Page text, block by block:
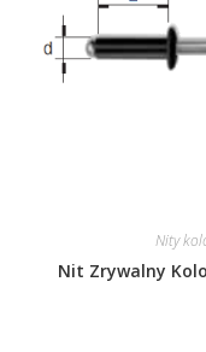
Nity
Nit Zrywalny